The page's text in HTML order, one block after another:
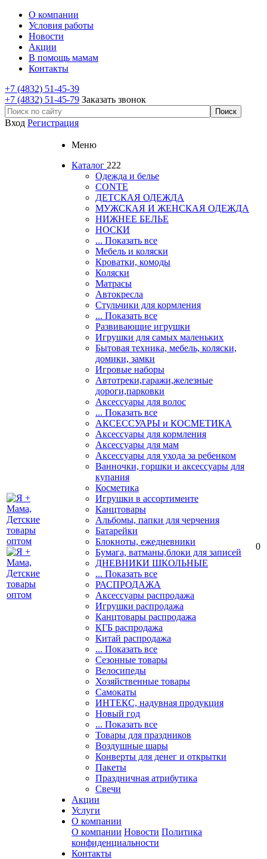
О компании
Условия работы
Новости
Акции
В помощь мамам
Контакты
+7 (4832) 51-45-39
+7 (4832) 51-45-79 Заказать звонок
Вход Регистрация
Меню
Каталог 222
Одежда и белье
CONTE
ДЕТСКАЯ ОДЕЖДА
МУЖСКАЯ И ЖЕНСКАЯ ОДЕЖДА
НИЖНЕЕ БЕЛЬЕ
НОСКИ
... Показать все
Мебель и коляски
Кроватки, комоды
Коляски
Матрасы
Автокресла
Стульчики для кормления
... Показать все
Развивающие игрушки
Игрушки для самых маленьких
Бытовая техника, мебель, коляски,
домики, замки
Игровые наборы
Автотреки,гаражи,железные
дороги,парковки
Аксессуары для волос
... Показать все
АКСЕССУАРЫ и КОСМЕТИКА
Аксессуары для кормления
Аксессуары для мам
Аксессуары для ухода за ребенком
Ванночки, горшки и аксессуары для
купания
Косметика
Игрушки в ассортименте
Канцтовары
Альбомы, папки для черчения
Батарейки
Блокноты, ежедневники
Бумага, ватманы,блоки для записей
ДНЕВНИКИ ШКОЛЬНЫЕ
... Показать все
РАСПРОДАЖА
Аксессуары распродажа
Игрушки распродажа
Канцтовары распродажа
КГБ распродажа
Китай распродажа
... Показать все
Сезонные товары
Велосипеды
Хозяйственные товары
Самокаты
ИНТЕКС, надувная продукция
Новый год
... Показать все
Товары для праздников
Воздушные шары
Конверты для денег и открытки
Пакеты
Праздничная атрибутика
Свечи
Акции
Услуги
О компании
О компании Новости Политика
конфиденциальности
Контакты
0